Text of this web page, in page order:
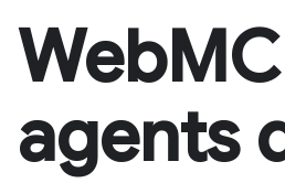
agents